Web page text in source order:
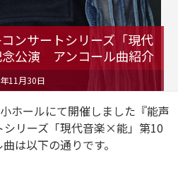
ンサートシリーズ「現代
公演 アンコール曲紹介
11月30日
ホールにて開催しました『能声
リーズ「現代音楽×能」第10
は以下の通りです。